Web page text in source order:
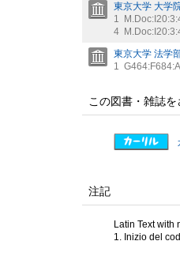
東京大学 大学
1
4
東京大学 法学
1
この図書・雑誌を
注記
Latin Text with
1. Inizio del